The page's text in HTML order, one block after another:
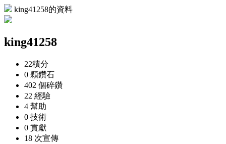
king41258的資料
king41258
22積分
0 顆鑽石
402 個碎鑽
22 經驗
4 幫助
0 技術
0 貢獻
18 次宣傳